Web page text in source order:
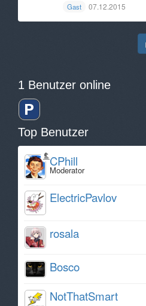
Gast 07.12.2015
1 Benutzer online
Top Benutzer
CPhill
Moderator
ElectricPavlov
rosala
Bosco
NotThatSmart